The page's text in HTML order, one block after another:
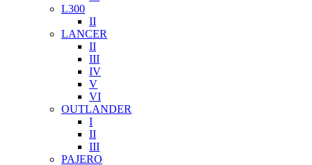
L300
II
LANCER
II
III
IV
V
VI
OUTLANDER
I
II
III
PAJERO